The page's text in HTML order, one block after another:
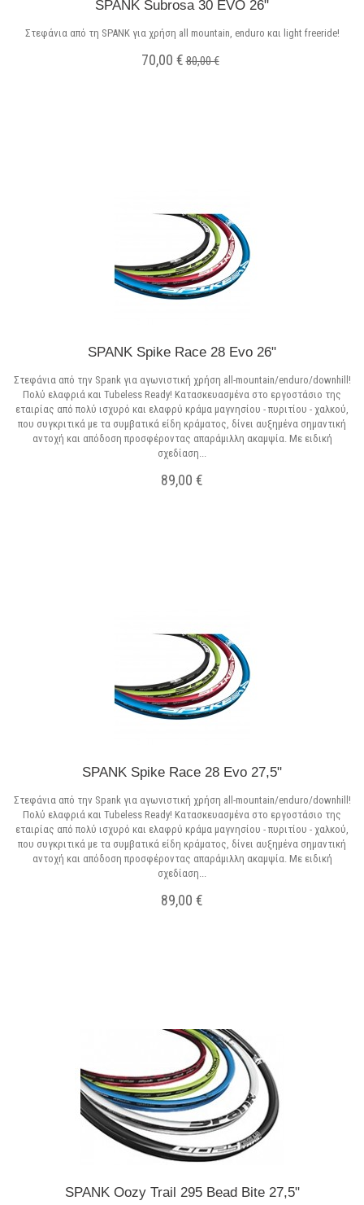
SPANK Subrosa 30 EVO 26"
Στεφάνια από τη SPANK για χρήση all mountain, enduro και light freeride!
70,00 €80,00 €
SPANK Spike Race 28 Evo 26"
Στεφάνια από την Spank για αγωνιστική χρήση all-mountain/enduro/downhill!
Πολύ ελαφριά και Tubeless Ready! Κατασκευασμένα στo εργοστάσιο της
εταιρίας από πολύ ισχυρό και ελαφρύ κράμα μαγνησίου - πυριτίου - χαλκού,
που συγκριτικά με τα συμβατικά είδη κράματος, δίνει αυξημένα σημαντική
αντοχή και απόδοση προσφέροντας απαράμιλλη ακαμψία. Με ειδική
σχεδίαση...
89,00 €
SPANK Spike Race 28 Evo 27,5"
Στεφάνια από την Spank για αγωνιστική χρήση all-mountain/enduro/downhill!
Πολύ ελαφριά και Tubeless Ready! Κατασκευασμένα στo εργοστάσιο της
εταιρίας από πολύ ισχυρό και ελαφρύ κράμα μαγνησίου - πυριτίου - χαλκού,
που συγκριτικά με τα συμβατικά είδη κράματος, δίνει αυξημένα σημαντική
αντοχή και απόδοση προσφέροντας απαράμιλλη ακαμψία. Με ειδική
σχεδίαση...
89,00 €
SPANK Oozy Trail 295 Bead Bite 27,5"